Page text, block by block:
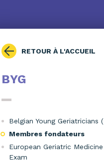
RETOUR À L'ACCUEIL
BYG
Belgian Young Geriatricians
Membres fondateurs
European Geriatric
Exam